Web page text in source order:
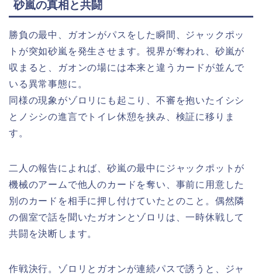
砂嵐の真相と共闘
勝負の最中、ガオンがパスをした瞬間、ジャックポッ
トが突如砂嵐を発生させます。視界が奪われ、砂嵐が
収まると、ガオンの場には本来と違うカードが並んで
いる異常事態に。
同様の現象がゾロリにも起こり、不審を抱いたイシシ
とノシシの進言でトイレ休憩を挟み、検証に移りま
す。
二人の報告によれば、砂嵐の最中にジャックポットが
機械のアームで他人のカードを奪い、事前に用意した
別のカードを相手に押し付けていたとのこと。偶然隣
の個室で話を聞いたガオンとゾロリは、一時休戦して
共闘を決断します。
作戦決行。ゾロリとガオンが連続パスで誘うと、ジャ